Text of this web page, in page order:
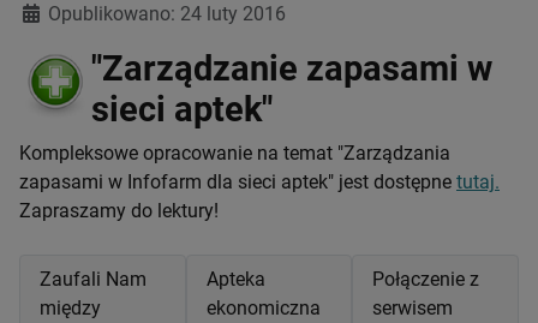
Opublikowano: 24 luty 2016
"Zarządzanie zapasami w
sieci aptek"
Kompleksowe opracowanie na temat "Zarządzania
zapasami w Infofarm dla sieci aptek" jest dostępne tutaj.
Zapraszamy do lektury!
Zaufali Nam
między
Apteka
ekonomiczna
Połączenie z
serwisem